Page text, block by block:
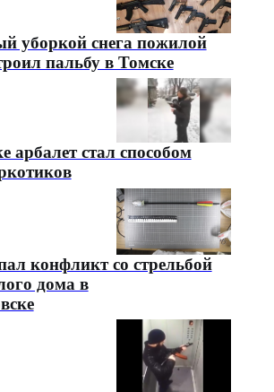
уборкой снега пожилой
пальбу в Томске
арбалет стал способом
конфликт со стрельбой
дома в